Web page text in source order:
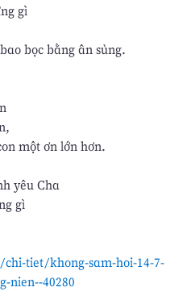
gì
bọc bằng ân sủng.
một ơn lớn hơn.
yêu Cha
gì
tiet/khong-sam-hoi-14-7-
nien--40280